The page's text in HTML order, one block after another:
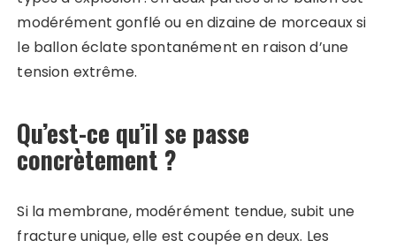
modérément gonflé ou en dizaine de morceaux si
le ballon éclate spontanément en raison d’une
tension extrême.
Qu’est-ce qu’il se passe
concrètement ?
Si la membrane, modérément tendue, subit une
fracture unique, elle est coupée en deux. Les